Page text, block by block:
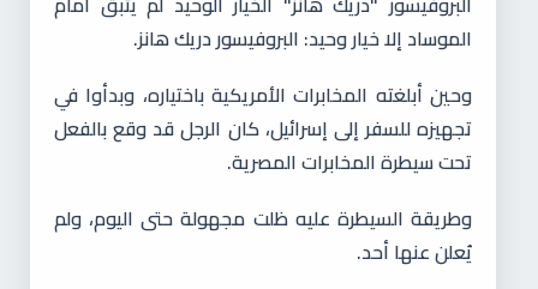
الموساد إلا خيار وحيد: البروفيسور دريك هانز.
وحين أبلغته المخابرات الأمريكية باختياره، وبدأوا في
تجهيزه للسفر إلى إسرائيل، كان الرجل قد وقع بالفعل
تحت سيطرة المخابرات المصرية.
وطريقة السيطرة عليه ظلت مجهولة حتى اليوم، ولم
يُعلن عنها أحد.